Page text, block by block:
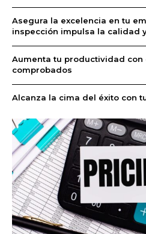
Asegura la excelencia en tu
inspección impulsa la calidad
Aumenta tu productividad con
comprobados
Alcanza la cima del éxito con